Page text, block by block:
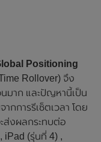
Positioning
Rollover) จึง
มาก และปัญหานี้เป็น
ากการรีเซ็ตเวลา โดย
ส่งผลกระทบต่อ
iPad (รุ่นที่ 4) ,